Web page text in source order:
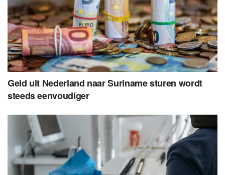
Geld uit Nederland naar Suriname sturen wordt
steeds eenvoudiger